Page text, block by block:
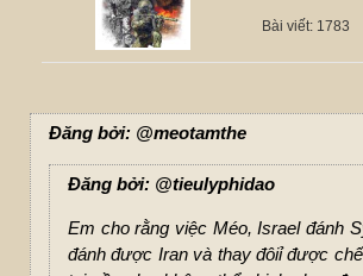
Bài viết: 1783
Đăng bởi: @meotamthe
Đăng bởi: @tieulyphidao
Em cho rằng việc Méo, Israel đánh
đánh được Iran và thay đôiỉ được